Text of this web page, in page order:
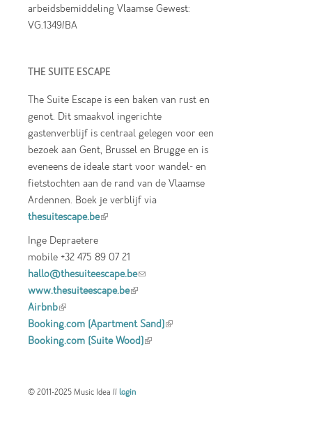
arbeidsbemiddeling Vlaamse Gewest:
VG.1349/BA
THE SUITE ESCAPE
The Suite Escape is een baken van rust en
genot. Dit smaakvol ingerichte
gastenverblijf is centraal gelegen voor een
bezoek aan Gent, Brussel en Brugge en is
eveneens de ideale start voor wandel- en
fietstochten aan de rand van de Vlaamse
Ardennen. Boek je verblijf via
thesuitescape.be(link is external)
Inge Depraetere
mobile +32 475 89 07 21
hallo@thesuiteescape.be(link sends e-mail)
www.thesuiteescape.be(link is external)
Airbnb(link is external)
Booking.com (Apartment Sand)(link is
Booking.com (Suite Wood)(link is external)
© 2011-2025 Music Idea //login